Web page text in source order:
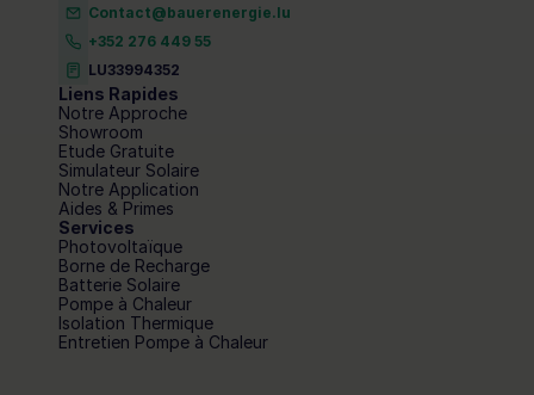
Contact@bauerenergie.lu
+352 276 449 55
LU33994352
Liens Rapides
Notre Approche
Showroom
Etude Gratuite
Simulateur Solaire
Notre Application
Aides & Primes
Services
Photovoltaïque
Borne de Recharge
Batterie Solaire
Pompe à Chaleur
Isolation Thermique
Entretien Pompe à Chaleur